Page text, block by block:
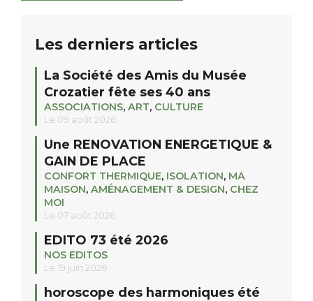
Les derniers articles
La Société des Amis du Musée
Crozatier fête ses 40 ans
ASSOCIATIONS, ART, CULTURE
Le 09 août 2026
Une RENOVATION ENERGETIQUE &
GAIN DE PLACE
CONFORT THERMIQUE, ISOLATION, MA
MAISON, AMÉNAGEMENT & DESIGN, CHEZ
MOI
Le 07 août 2026
EDITO 73 été 2026
NOS EDITOS
Le 19 juin 2026
horoscope des harmoniques été